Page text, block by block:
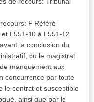
de recours: Tribunal
F Référé
L551-10 à L551-12
la conclusion du
ou le magistrat
manquement aux
concurrence par toute
le contrat et susceptible
ainsi que par le